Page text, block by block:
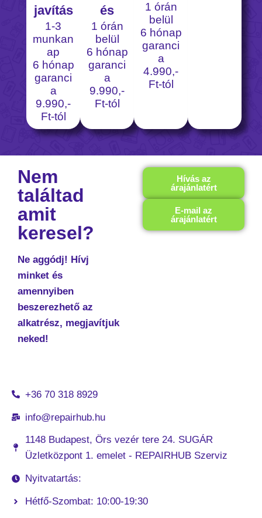
javítás
1-3
munkan
ap
6 hónap
garanci
a
9.990,-
Ft-tól
és
1 órán
belül
6 hónap
garanci
a
9.990,-
Ft-tól
1 órán
belül
6 hónap
garanci
a
4.990,-
Ft-tól
Nem
találtad
amit
keresel?
Ne aggódj! Hívj
minket és
amennyiben
beszerezhető az
alkatrész, megjavítjuk
neked!
Hívás az
árajánlatért
E-mail az
árajánlatért
+36 70 318 8929
info@repairhub.hu
1148 Budapest, Örs vezér tere 24. SUGÁR
Üzletközpont 1. emelet - REPAIRHUB Szerviz
Nyitvatartás:
Hétfő-Szombat: 10:00-19:30